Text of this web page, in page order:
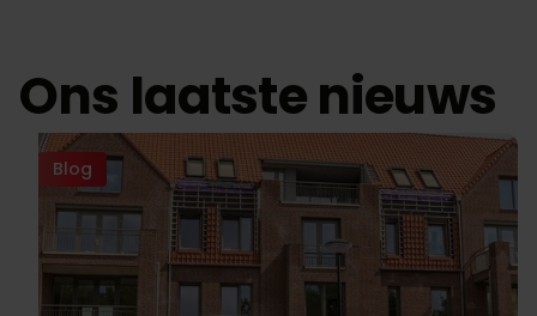
Ons laatste nieuws
Blog